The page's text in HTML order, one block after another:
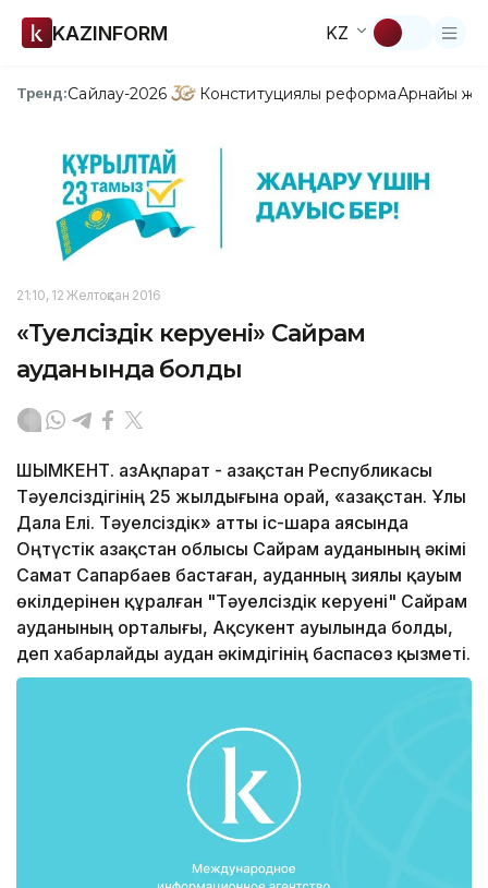
KAZINFORM KZ
Тренд:Сайлау-2026 Конституциялық реформаАрнайы
21:10, 12 Желтоқсан 2016
«Тәуелсіздік керуені» Сайрам
ауданында болды
ШЫМКЕНТ. ҚазАқпарат - Қазақстан Республикасы
Тәуелсіздігінің 25 жылдығына орай, «Қазақстан. Ұлы
Дала Елі. Тәуелсіздік» атты іс-шара аясында
Оңтүстік Қазақстан облысы Сайрам ауданының әкімі
Самат Сапарбаев бастаған, ауданның зиялы қауым
өкілдерінен құралған "Тәуелсіздік керуені" Сайрам
ауданының орталығы, Ақсукент ауылында болды,
деп хабарлайды аудан әкімдігінің баспасөз қызметі.